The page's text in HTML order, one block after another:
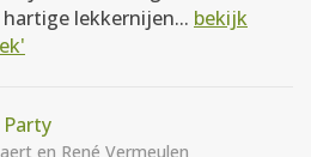
lekkernijen... bekijk
en René Vermeulen